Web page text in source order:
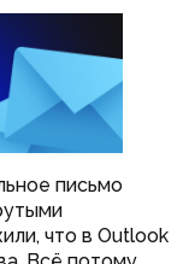
письмо
что в Outlook